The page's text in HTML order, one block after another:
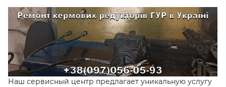
Наш сервисный центр предлагает уникальную услугу